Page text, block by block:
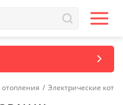
/ Электрические котлы